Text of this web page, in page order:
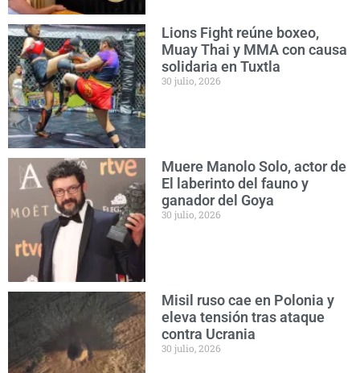
Lions Fight reúne boxeo,
Muay Thai y MMA con causa
solidaria en Tuxtla
30 julio, 2026
Muere Manolo Solo, actor de
El laberinto del fauno y
ganador del Goya
30 julio, 2026
Misil ruso cae en Polonia y
eleva tensión tras ataque
contra Ucrania
30 julio, 2026